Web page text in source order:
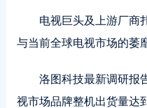
电视巨头及上游厂商
与当前全球电视市场的萎
洛图科技最新调研报
视市场品牌整机出货量达